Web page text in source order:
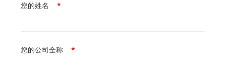
*
您的姓名
*
您的公司全称